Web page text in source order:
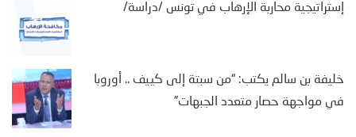
إستراتيجية محاربة الإرهاب في تونس /دراسة/
خليفة بن سالم يكتب: “من سبتة إلى كييف .. أوروبا
في مواجهة حصار متعدد الجبهات”